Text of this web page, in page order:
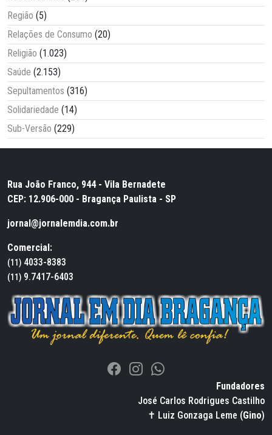
Região (5)
Relações de Consumo (20)
Religião (1.023)
Saúde (2.153)
Sepultamentos (316)
Solidariedade (14)
Sub-Versão (229)
Rua João Franco, 944 - Vila Bernadete
CEP: 12.906-000 - Bragança Paulista - SP
jornal@jornalemdia.com.br
Comercial:
(11) 4033-8383
(11) 9.7417-6403
Fundadores
José Carlos Rodrigues Castilho
✝ Luiz Gonzaga Leme (Gino)